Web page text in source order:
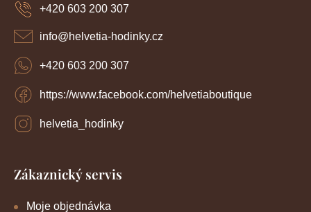
info@helvetia-hodinky.cz
+420 603 200 307
https://www.facebook.com/helvetiaboutique
helvetia_hodinky
+420 603 200 307
Zákaznický servis
Moje objednávka